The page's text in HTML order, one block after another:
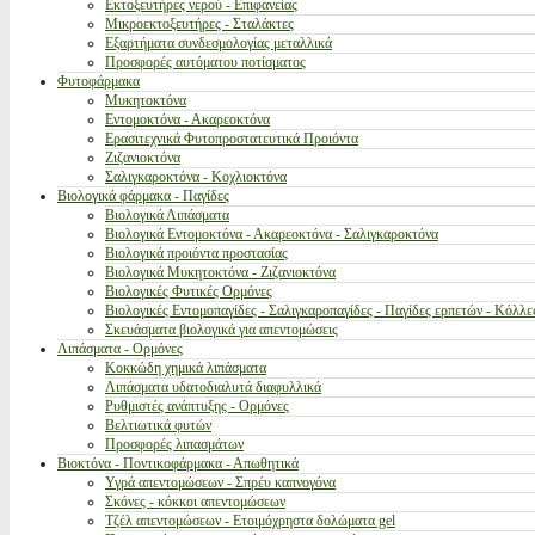
Εκτοξευτήρες νερού - Επιφανείας
Μικροεκτοξευτήρες - Σταλάκτες
Εξαρτήματα συνδεσμολογίας μεταλλικά
Προσφορές αυτόματου ποτίσματος
Φυτοφάρμακα
Μυκητοκτόνα
Εντομοκτόνα - Ακαρεοκτόνα
Ερασιτεχνικά Φυτοπροστατευτικά Προιόντα
Ζιζανιοκτόνα
Σαλιγκαροκτόνα - Κοχλιοκτόνα
Βιολογικά φάρμακα - Παγίδες
Βιολογικά Λιπάσματα
Βιολογικά Εντομοκτόνα - Ακαρεοκτόνα - Σαλιγκαροκτόνα
Βιολογικά προιόντα προστασίας
Βιολογικά Μυκητοκτόνα - Ζιζανιοκτόνα
Βιολογικές Φυτικές Ορμόνες
Βιολογικές Εντομοπαγίδες - Σαλιγκαροπαγίδες - Παγίδες ερπετών -
Σκευάσματα βιολογικά για απεντομώσεις
Λιπάσματα - Ορμόνες
Κοκκώδη χημικά λιπάσματα
Λιπάσματα υδατοδιαλυτά διαφυλλικά
Ρυθμιστές ανάπτυξης - Ορμόνες
Βελτιωτικά φυτών
Προσφορές λιπασμάτων
Βιοκτόνα - Ποντικοφάρμακα - Απωθητικά
Υγρά απεντομώσεων - Σπρέυ καπνογόνα
Σκόνες - κόκκοι απεντομώσεων
Τζέλ απεντομώσεων - Ετοιμόχρηστα δολώματα gel